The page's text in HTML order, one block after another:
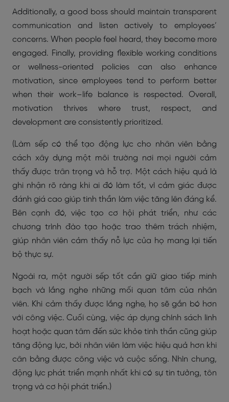
Additionally, a good boss should maintain transparent
communication and listen actively to employees’
concerns. When people feel heard, they become more
engaged. Finally, providing flexible working conditions
or wellness-oriented policies can also enhance
motivation, since employees tend to perform better
when their work–life balance is respected. Overall,
motivation thrives where trust, respect, and
development are consistently prioritized.
(Làm sếp có thể tạo động lực cho nhân viên bằng
cách xây dựng một môi trường nơi mọi người cảm
thấy được trân trọng và hỗ trợ. Một cách hiệu quả là
ghi nhận rõ ràng khi ai đó làm tốt, vì cảm giác được
đánh giá cao giúp tinh thần làm việc tăng lên đáng kể.
Bên cạnh đó, việc tạo cơ hội phát triển, như các
chương trình đào tạo hoặc trao thêm trách nhiệm,
giúp nhân viên cảm thấy nỗ lực của họ mang lại tiến
bộ thực sự.
Ngoài ra, một người sếp tốt cần giữ giao tiếp minh
bạch và lắng nghe những mối quan tâm của nhân
viên. Khi cảm thấy được lắng nghe, họ sẽ gắn bó hơn
với công việc. Cuối cùng, việc áp dụng chính sách linh
hoạt hoặc quan tâm đến sức khỏe tinh thần cũng giúp
tăng động lực, bởi nhân viên làm việc hiệu quả hơn khi
cân bằng được công việc và cuộc sống. Nhìn chung,
động lực phát triển mạnh nhất khi có sự tin tưởng, tôn
trọng và cơ hội phát triển.)